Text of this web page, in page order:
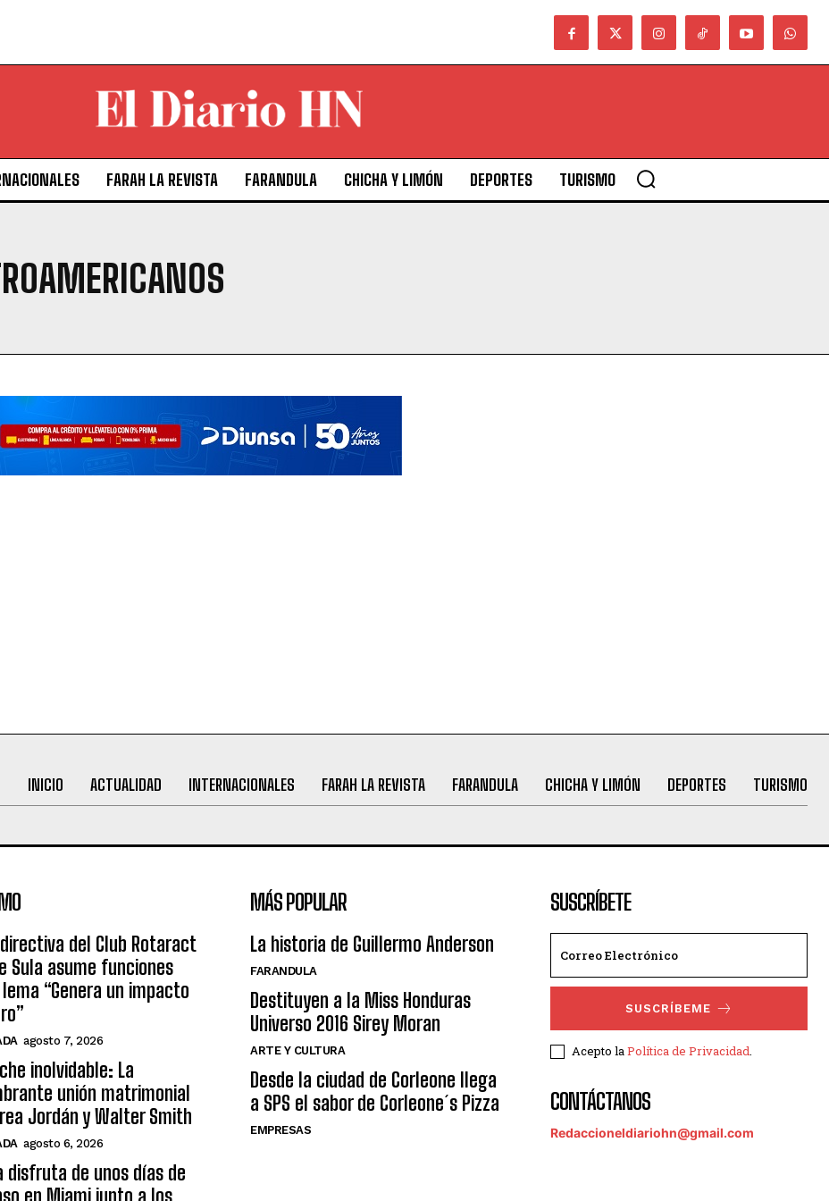
FARAH LA REVISTA FARANDULA CHICHA Y LIMÓN DEPORTES TURISMO
INICIO ACTUALIDAD INTERNACIONALES FARAH LA REVISTA FARANDULA CHICHA Y LIMÓN DEPORTES TURISMO
del Club Rotaract
Sula asume funciones
“Genera un impacto
agosto 7, 2026
inolvidable: La
unión matrimonial
Jordán y Walter Smith
agosto 6, 2026
disfruta de unos días de
MÁS POPULAR
La historia de Guillermo Anderson
FARANDULA
Destituyen a la Miss Honduras
Universo 2016 Sirey Moran
ARTE Y CULTURA
Desde la ciudad de Corleone llega
a SPS el sabor de Corleone´s Pizza
EMPRESAS
SUSCRÍBETE
SUSCRÍBEME
Acepto laPolítica de Privacidad.
CONTÁCTANOS
Redaccioneldiariohn@gmail.com